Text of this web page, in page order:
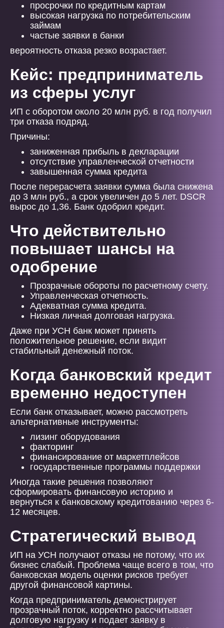
просрочки по кредитным картам
высокая нагрузка по потребительским
займам
частые заявки в банки
вероятность отказа резко возрастает.
Кейс: предприниматель
из сферы услуг
ИП с оборотом около 20 млн руб. в год получил
три отказа подряд.
Причины:
заниженная прибыль в декларации
отсутствие управленческой отчетности
завышенная сумма кредита
После перерасчета заявки сумма была снижена
до 3 млн руб., а срок увеличен до 5 лет. DSCR
вырос до 1,36. Банк одобрил кредит.
Что действительно
повышает шансы на
одобрение
Прозрачные обороты по расчетному счету.
Управленческая отчетность.
Адекватная сумма кредита.
Низкая личная долговая нагрузка.
Даже при УСН банк может принять
положительное решение, если видит
стабильный денежный поток.
Когда банковский кредит
временно недоступен
Если банк отказывает, можно рассмотреть
альтернативные инструменты:
лизинг оборудования
факторинг
финансирование от маркетплейсов
государственные программы поддержки
Иногда такие решения позволяют
сформировать финансовую историю и
вернуться к банковскому кредитованию через 6-
12 месяцев.
Стратегический вывод
ИП на УСН получают отказы не потому, что их
бизнес слабый. Проблема чаще всего в том, что
банковская модель оценки рисков требует
другой финансовой картины.
Когда предприниматель демонстрирует
прозрачный поток, корректно рассчитывает
долговую нагрузку и подает заявку в